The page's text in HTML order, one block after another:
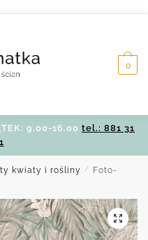
0
9.00-16.00 tel.: 881 31
kwiaty i rośliny /
Foto-